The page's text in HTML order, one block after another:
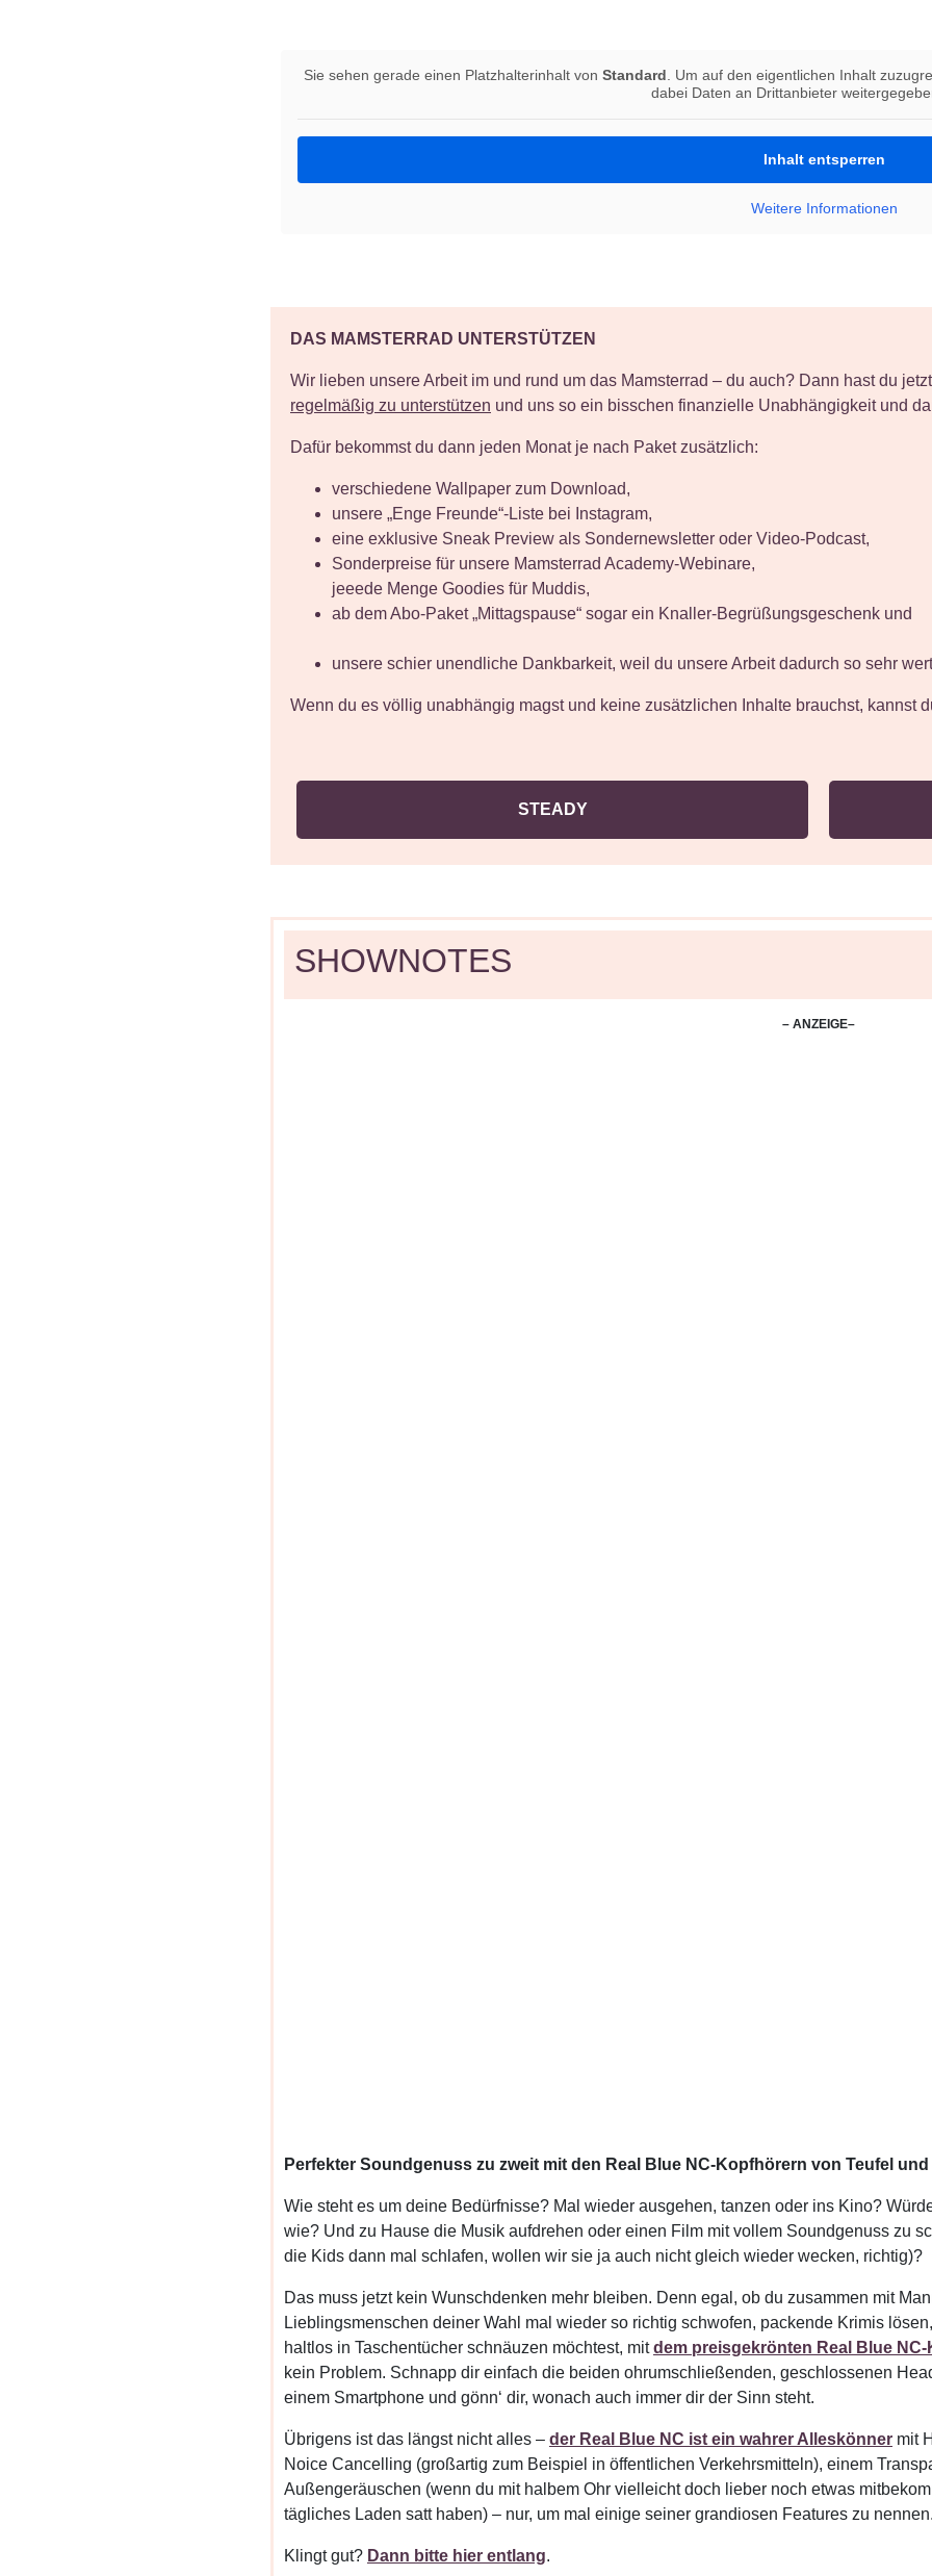
Sie sehen gerade einen Platzhalterinhalt von Standard . Um auf den eigentlichen Inhalt
dabei Daten an Drittanbieter
Inhalt entsperren
Weitere Informationen
DAS MAMSTERRAD UNTERSTÜTZEN
Wir lieben unsere Arbeit im und rund um das Mamsterrad – du auch? Dann hast du
regelmäßig zu unterstützen und uns so ein bisschen finanzielle Unabhängigkeit und
Dafür bekommst du dann jeden Monat je nach Paket zusätzlich:
verschiedene Wallpaper zum Download,
unsere „Enge Freunde“-Liste bei Instagram,
eine exklusive Sneak Preview als Sondernewsletter oder Video-Podcast,
Sonderpreise für unsere Mamsterrad Academy-Webinare,
jeeede Menge Goodies für Muddis,
ab dem Abo-Paket „Mittagspause“ sogar ein Knaller-Begrüßungsgeschenk und
unsere schier unendliche Dankbarkeit, weil du unsere Arbeit dadurch so sehr
Wenn du es völlig unabhängig magst und keine zusätzlichen Inhalte brauchst, kannst
STEADY
SHOWNOTES
– ANZEIGE–
Perfekter Soundgenuss zu zweit mit den Real Blue NC-Kopfhörern von Teufel
Wie steht es um deine Bedürfnisse? Mal wieder ausgehen, tanzen oder ins Kino?
wie? Und zu Hause die Musik aufdrehen oder einen Film mit vollem Soundgenuss zu
die Kids dann mal schlafen, wollen wir sie ja auch nicht gleich wieder wecken, richtig)?
Das muss jetzt kein Wunschdenken mehr bleiben. Denn egal, ob du zusammen mit
Lieblingsmenschen deiner Wahl mal wieder so richtig schwofen, packende Krimis
haltlos in Taschentücher schnäuzen möchtest, mitdem preisgekrönten Real Blue
kein Problem. Schnapp dir einfach die beiden ohrumschließenden, geschlossenen
einem Smartphone und gönn‘ dir, wonach auch immer dir der Sinn steht.
Übrigens ist das längst nicht alles – der Real Blue NC ist ein wahrer Alleskönner mit
Noice Cancelling (großartig zum Beispiel in öffentlichen Verkehrsmitteln), einem
Außengeräuschen (wenn du mit halbem Ohr vielleicht doch lieber noch etwas
tägliches Laden satt haben) – nur, um mal einige seiner grandiosen Features zu nennen.
Klingt gut? Dann bitte hier entlang.